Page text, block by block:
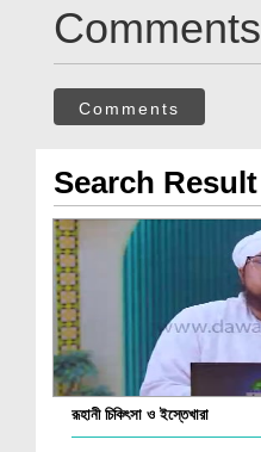
Comments
Comments
Search Result
রূহানী চিকিৎসা ও ইস্তেখারা